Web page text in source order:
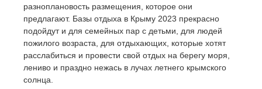
разноплановость размещения, которое они
предлагают. Базы отдыха в Крыму 2023 прекрасно
подойдут и для семейных пар с детьми, для людей
пожилого возраста, для отдыхающих, которые хотят
расслабиться и провести свой отдых на берегу моря,
лениво и праздно нежась в лучах летнего крымского
солнца.